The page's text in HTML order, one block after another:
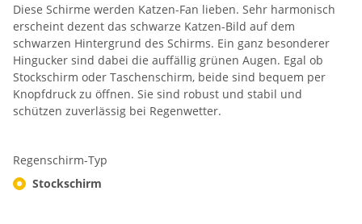
Diese Schirme werden Katzen-Fan lieben. Sehr harmonisch
erscheint dezent das schwarze Katzen-Bild auf dem
schwarzen Hintergrund des Schirms. Ein ganz besonderer
Hingucker sind dabei die auffällig grünen Augen. Egal ob
Stockschirm oder Taschenschirm, beide sind bequem per
Knopfdruck zu öffnen. Sie sind robust und stabil und
schützen zuverlässig bei Regenwetter.
Regenschirm-Typ
Stockschirm